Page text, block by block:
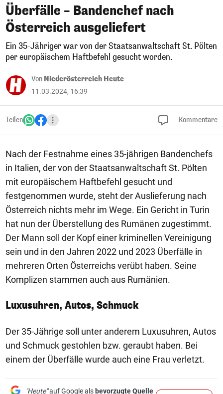
Überfälle – Bandenchef nach
Österreich ausgeliefert
Ein 35-Jähriger war von der Staatsanwaltschaft St. Pölten
per europäischem Haftbefehl gesucht worden.
Von Niederösterreich Heute
11.03.2024, 16:39
Teilen Kommentare
Nach der Festnahme eines 35-jährigen Bandenchefs
in Italien, der von der Staatsanwaltschaft St. Pölten
mit europäischem Haftbefehl gesucht und
festgenommen wurde, steht der Auslieferung nach
Österreich nichts mehr im Wege. Ein Gericht in Turin
hat nun der Überstellung des Rumänen zugestimmt.
Der Mann soll der Kopf einer kriminellen Vereinigung
sein und in den Jahren 2022 und 2023 Überfälle in
mehreren Orten Österreichs verübt haben. Seine
Komplizen stammen auch aus Rumänien.
Luxusuhren, Autos, Schmuck
Der 35-Jährige soll unter anderem Luxusuhren, Autos
und Schmuck gestohlen bzw. geraubt haben. Bei
einem der Überfälle wurde auch eine Frau verletzt.
"Heute"auf Google als bevorzugte Quelle